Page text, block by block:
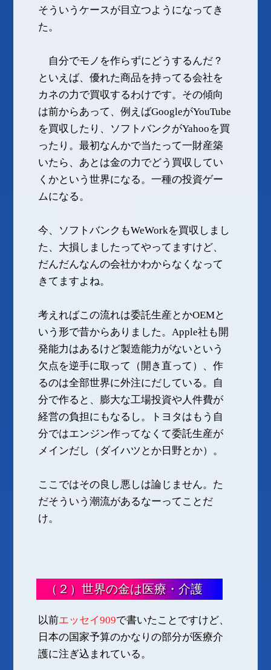
そういうケースが目立つようになってき
た。
自分でモノを作らずにどうするんだ？
といえば、優れた商品を持ってる会社を
カネの力で買収するわけです。その傾向
は前からあって、例えばGoogleがYouTube
を買収したり、ソフトバンクがYahooを買
ったり。最初なんかで当たって一財産築
いたら、あとは金の力でどう買収してい
くかという世界になる。一種の投資ゲー
ムになる。
今、ソフトバンクもWeWorkを買収しまし
た、大損しましたってやってますけど、
だんだんなんの会社かわからなくなって
きてますよね。
考えればこの流れは委託生産とかOEMと
いう形で昔からありました。Apple社も開
発能力はあるけど製造能力がないという
欠点を逆手に取って（開き直って）、作
るのは全部世界に外注にだしている。自
分で作ると、膨大な工場投資や人件費が
経営の負担にもなるし。トヨタはもう自
分ではエンジン作ってなくて委託生産が
メインだし（ダイハツとか日野とか）。
ここではその良し悪しは論じません。た
だそういう潮流があるなーってことだ
け。
（２）世界の金は医療・介護
以前エッセイ909で書いたことですけど、
日本の国家予算のかなりの部分が医療介
護に注ぎ込まれている。